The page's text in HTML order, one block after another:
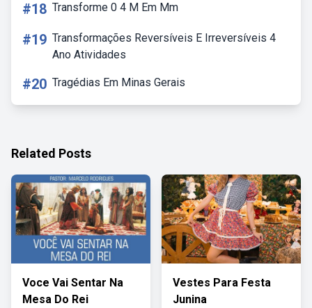
#18 Transforme 0 4 M Em Mm
#19 Transformações Reversíveis E Irreversíveis 4
Ano Atividades
#20 Tragédias Em Minas Gerais
Related Posts
Voce Vai Sentar Na
Mesa Do Rei
Vestes Para Festa
Junina